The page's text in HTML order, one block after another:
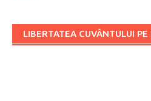
LIBERTATEA CUVÂNTULUI PE